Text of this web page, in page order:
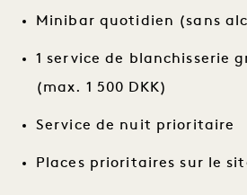
Minibar quotidien (sans
1 service de blanchisserie
(max. 1 500 DKK)
Service de nuit prioritaire
Places prioritaires sur le